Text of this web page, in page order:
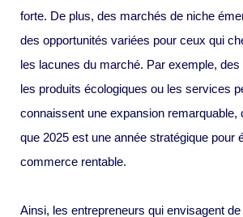
forte. De plus, des marchés de niche
des opportunités variées pour ceux qui
les lacunes du marché. Par exemple,
les produits écologiques ou les services
connaissent une expansion remarquable,
que 2025 est une année stratégique pour
commerce rentable.
Ainsi, les entrepreneurs qui envisagent